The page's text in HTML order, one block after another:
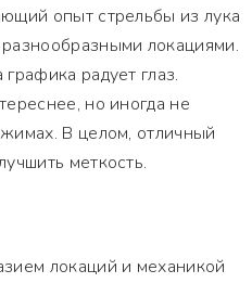
опыт стрельбы из лука
локациями.
радует глаз.
но иногда не
В целом, отличный
меткость.
локаций и механикой